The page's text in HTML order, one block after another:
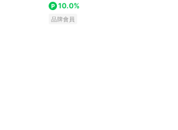
10.0%
品牌會員